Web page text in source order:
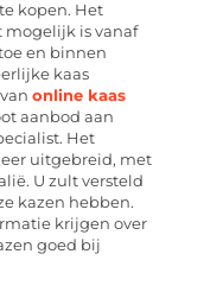
kopen. Het
mogelijk is vanaf
en binnen
kaas
online kaas
aanbod aan
Het
uitgebreid, met
U zult versteld
kazen hebben.
krijgen over
goed bij